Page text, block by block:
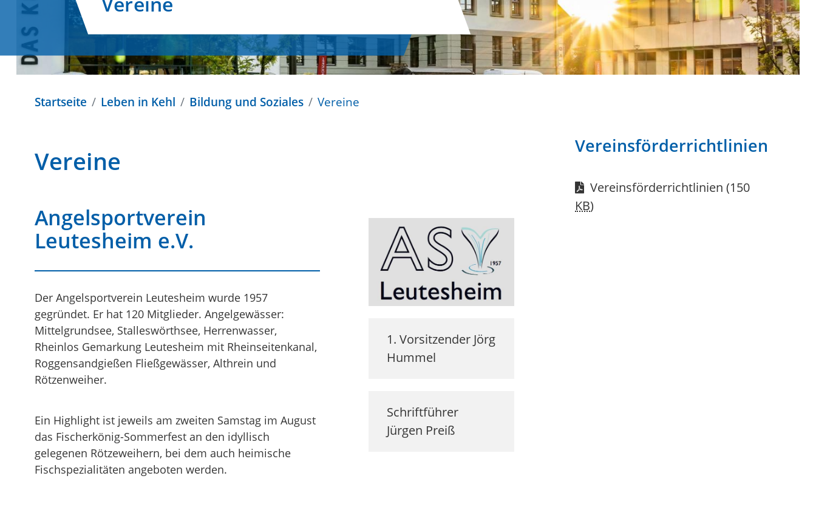
Startseite Leben in Kehl Bildung und Soziales Vereine
Vereine
Angelsportverein
Leutesheim e.V.
Der Angelsportverein Leutesheim wurde 1957
gegründet. Er hat 120 Mitglieder. Angelgewässer:
Mittelgrundsee, Stalleswörthsee, Herrenwasser,
Rheinlos Gemarkung Leutesheim mit Rheinseitenkanal,
Roggensandgießen Fließgewässer, Althrein und
Rötzenweiher.
Ein Highlight ist jeweils am zweiten Samstag im August
das Fischerkönig-Sommerfest an den idyllisch
gelegenen Rötzeweihern, bei dem auch heimische
Fischspezialitäten angeboten werden.
1. Vorsitzender Jörg
Hummel
Schriftführer
Jürgen Preiß
Vereinsförderrichtlinien
Vereinsförderrichtlinien (150
KB)